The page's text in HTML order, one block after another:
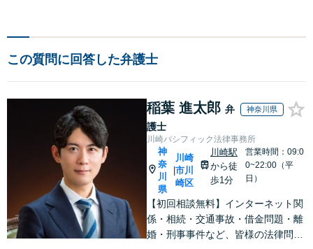
この質問に回答した弁護士
稲葉 進太郎 弁
護士
神奈川県
川崎パシフィック法律事務所
神
奈
川
県
|
川崎
市川
崎区
川崎駅
から徒
歩1分
営業時間：09:0
0~22:00（平
日）
【初回相談無料】インターネット関
係・相続・交通事故・借金問題・離
婚・刑事事件など、皆様の法律問題